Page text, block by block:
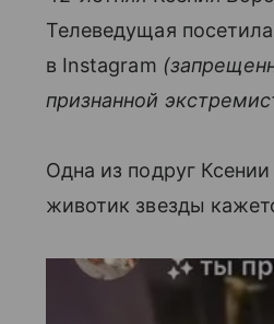
Телеведущая
в Instagram
признанной
Одна из подруг
животик звезды